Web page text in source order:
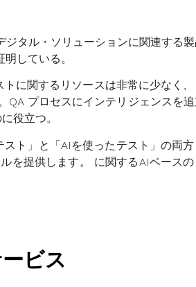
タル・ソリューションに関連する
している。
に関するリソースは非常に少なく、
QA プロセスにインテリジェンスを追
役立つ。
ト」と「AIを使ったテスト」の両
を提供します。 に関する AIベースの
ビス